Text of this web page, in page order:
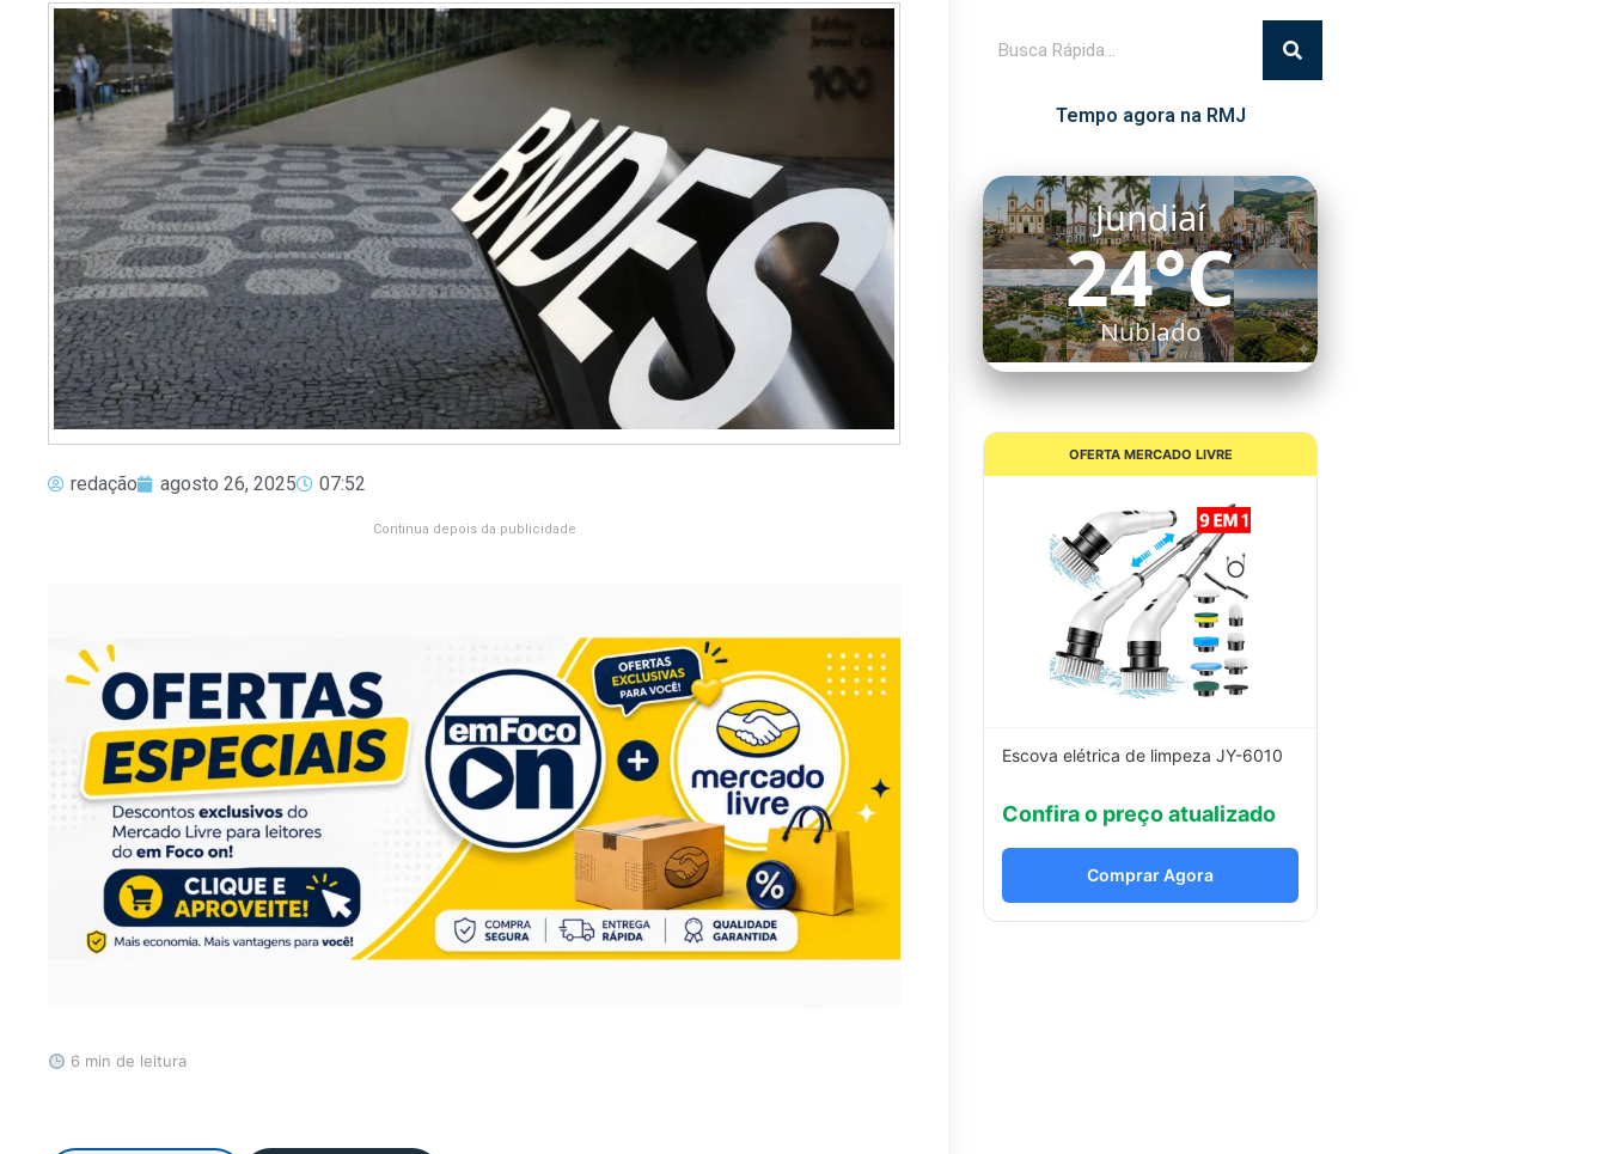
redação agosto 26, 2025 07:52
Continua depois da publicidade
6 min de leitura
Tempo agora na RMJ
Jundiaí
24°C
Nublado
OFERTA MERCADO LIVRE
Escova elétrica de limpeza JY-6010
Confira o preço atualizado
Comprar Agora